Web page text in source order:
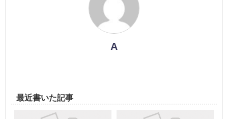
A
最近書いた記事